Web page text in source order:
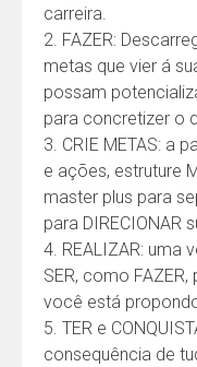
carreira.
2. FAZER:
metas que vier á
possam
para concretizer o
3. CRIE METAS: a
e ações, estruture
master plus para
para DIRECIONAR
4. REALIZAR: uma
SER, como
você está
5. TER e
consequência de